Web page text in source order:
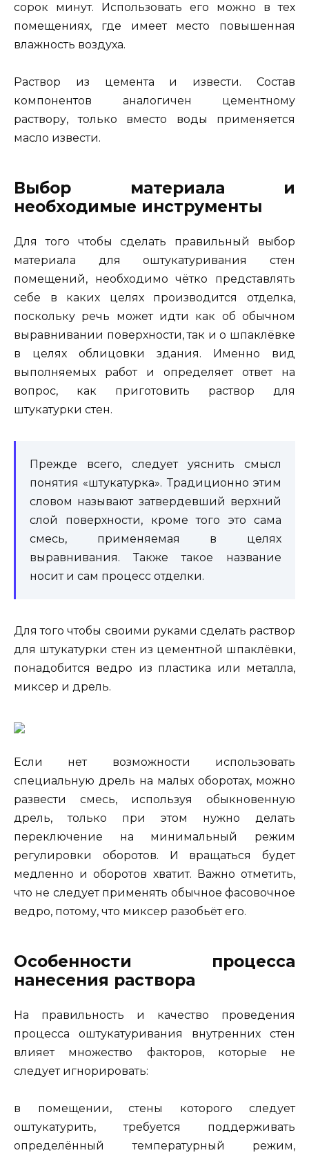
сорок минут. Использовать его можно в тех
помещениях, где имеет место повышенная
влажность воздуха.
Раствор из цемента и извести. Состав
компонентов аналогичен цементному
раствору, только вместо воды применяется
масло извести.
Выбор материала и
необходимые инструменты
Для того чтобы сделать правильный выбор
материала для оштукатуривания стен
помещений, необходимо чётко представлять
себе в каких целях производится отделка,
поскольку речь может идти как об обычном
выравнивании поверхности, так и о шпаклёвке
в целях облицовки здания. Именно вид
выполняемых работ и определяет ответ на
вопрос, как приготовить раствор для
штукатурки стен.
Прежде всего, следует уяснить смысл
понятия «штукатурка». Традиционно этим
словом называют затвердевший верхний
слой поверхности, кроме того это сама
смесь, применяемая в целях
выравнивания. Также такое название
носит и сам процесс отделки.
Для того чтобы своими руками сделать раствор
для штукатурки стен из цементной шпаклёвки,
понадобится ведро из пластика или металла,
миксер и дрель.
Если нет возможности использовать
специальную дрель на малых оборотах, можно
развести смесь, используя обыкновенную
дрель, только при этом нужно делать
переключение на минимальный режим
регулировки оборотов. И вращаться будет
медленно и оборотов хватит. Важно отметить,
что не следует применять обычное фасовочное
ведро, потому, что миксер разобьёт его.
Особенности процесса
нанесения раствора
На правильность и качество проведения
процесса оштукатуривания внутренних стен
влияет множество факторов, которые не
следует игнорировать:
в помещении, стены которого следует
оштукатурить, требуется поддерживать
определённый температурный режим,